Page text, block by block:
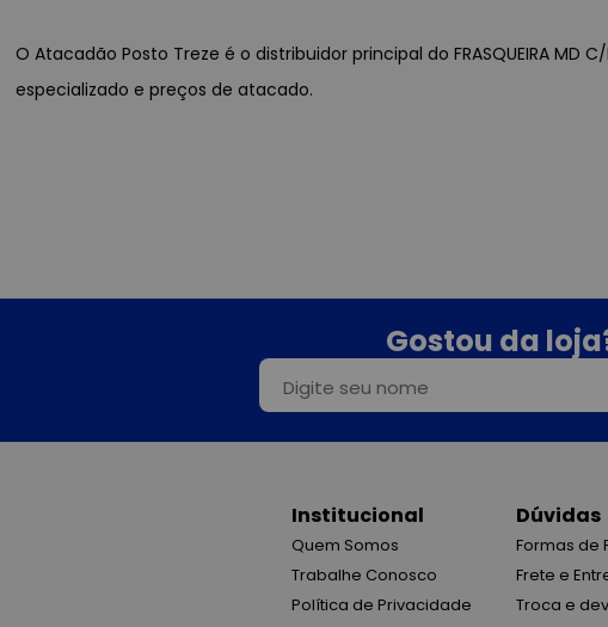
O Atacadão Posto Treze é o distribuidor principal do FRASQUEIRA MD
especializado e preços de atacado.
Gostou da
Institucional
Quem Somos
Trabalhe Conosco
Política de Privacidade
Dúvidas
Formas de
Frete e
Troca e